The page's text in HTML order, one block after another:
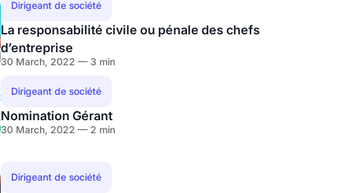
Dirigeant de société
La responsabilité civile ou pénale des chefs
d’entreprise
30 March, 2022 — 3 min
Dirigeant de société
Nomination Gérant
30 March, 2022 — 2 min
Dirigeant de société